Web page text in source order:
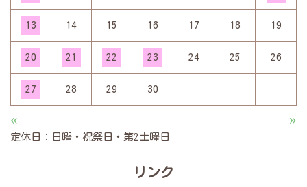
13 14 15 16 17 18 19
20 21 22 23 24 25 26
27 28 29 30
« »
定休日：日曜・祝祭日・第2土曜日
リンク